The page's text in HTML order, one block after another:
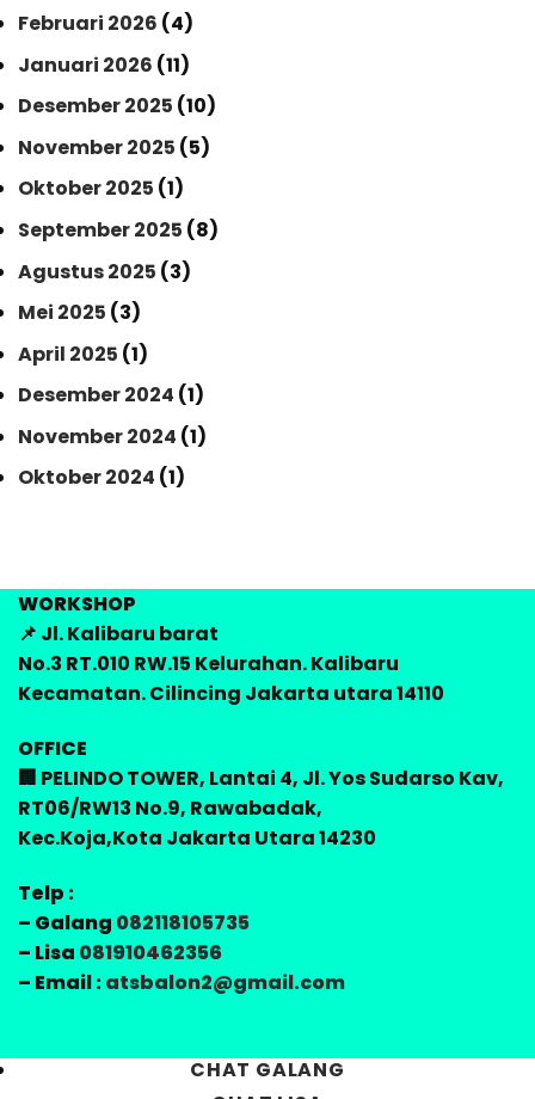
Februari 2026 (4)
Januari 2026 (11)
Desember 2025 (10)
November 2025 (5)
Oktober 2025 (1)
September 2025 (8)
Agustus 2025 (3)
Mei 2025 (3)
April 2025 (1)
Desember 2024 (1)
November 2024 (1)
Oktober 2024 (1)
WORKSHOP
📌 Jl. Kalibaru barat
No.3 RT.010 RW.15 Kelurahan. Kalibaru
Kecamatan. Cilincing Jakarta utara 14110
OFFICE
🏢 PELINDO TOWER, Lantai 4, Jl. Yos Sudarso Kav,
RT06/RW13 No.9, Rawabadak,
Kec.Koja,Kota Jakarta Utara 14230
Telp :
– Galang 082118105735
– Lisa 081910462356
– Email :atsbalon2@gmail.com
CHAT GALANG